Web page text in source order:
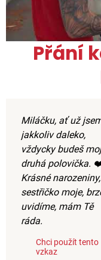
Přání
Miláčku, ať už
jakkoliv daleko,
vždycky budeš
druhá polovička.
Krásné narozeniny,
sestřičko moje,
uvidíme, mám Tě
ráda.
Chci použít tento
vzkaz